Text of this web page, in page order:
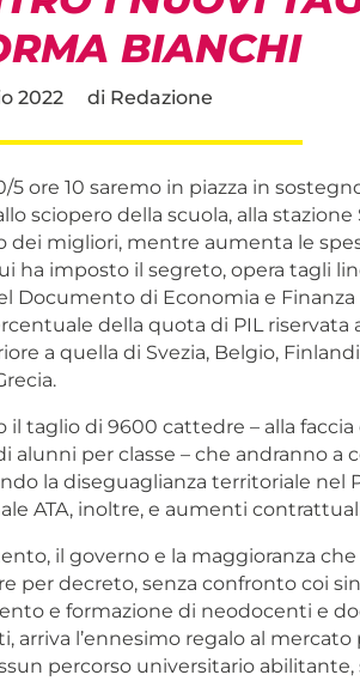
BIANCHI
2022 di Redazione
5 ore 10 saremo in piazza in
sciopero della scuola, alla stazione
dei migliori, mentre aumenta le
ha imposto il segreto, opera tagli
Documento di Economia e
della quota di PIL riservata
a quella di Svezia, Belgio,
il taglio di 9600 cattedre – alla
alunni per classe – che andranno
la diseguaglianza territoriale nel
ATA, inoltre, e aumenti
il governo e la maggioranza
per decreto, senza confronto coi
e formazione di neodocenti e
arriva l’ennesimo regalo al
percorso universitario